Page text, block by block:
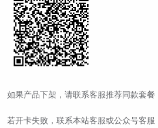
如果产品下架，请联系客服推荐同款套餐
若开卡失败，联系本站客服或公众号客